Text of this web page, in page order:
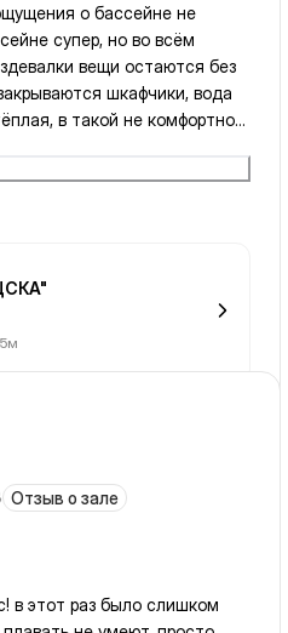
о бассейне не
супер, но во всём
вещи остаются без
шкафчики, вода
в такой не комфортно
по груди), что создаёт
в мужских
советую посещать. На
не одной лавочки, что тоже
мнение. 😐
Отзыв о зале
в этот раз было слишком